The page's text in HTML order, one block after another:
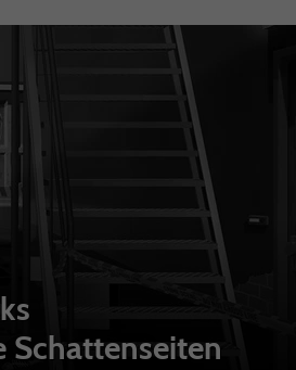
Schattenseiten